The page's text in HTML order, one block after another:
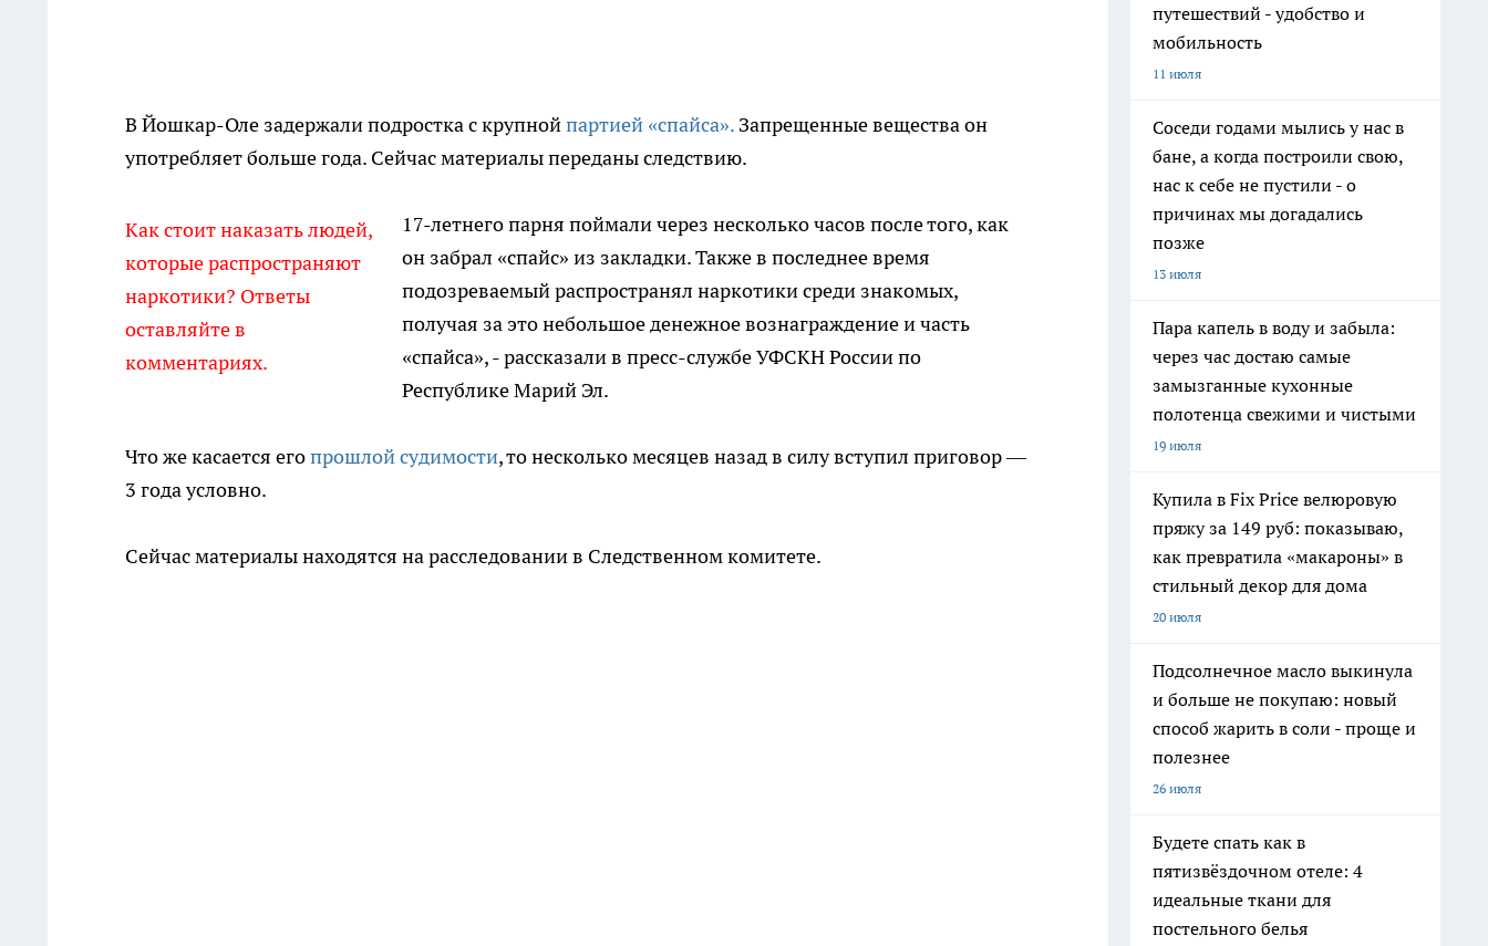
В Йошкар-Оле задержали подростка с крупнойпартией «спайса». Запрещенные вещества он
употребляет больше года. Сейчас материалы переданы следствию.
Как стоит наказать людей,
которые распространяют
наркотики? Ответы
оставляйте в
комментариях.
17-летнего парня поймали через несколько часов после того, как
он забрал «спайс» из закладки. Также в последнее время
подозреваемый распространял наркотики среди знакомых,
получая за это небольшое денежное вознаграждение и часть
«спайса», - рассказали в пресс-службе УФСКН России по
Республике Марий Эл.
Что же касается егопрошлой судимости, то несколько месяцев назад в силу вступил приговор —
3 года условно.
Сейчас материалы находятся на расследовании в Следственном комитете.
путешествий - удобство и
мобильность
11 июля
Соседи годами мылись у нас в
бане, а когда построили свою,
нас к себе не пустили - о
причинах мы догадались
позже
13 июля
Пара капель в воду и забыла:
через час достаю самые
замызганные кухонные
полотенца свежими и чистыми
19 июля
Купила в Fix Price велюровую
пряжу за 149 руб: показываю,
как превратила «макароны» в
стильный декор для дома
20 июля
Подсолнечное масло выкинула
и больше не покупаю: новый
способ жарить в соли - проще и
полезнее
26 июля
Будете спать как в
пятизвёздочном отеле: 4
идеальные ткани для
постельного белья